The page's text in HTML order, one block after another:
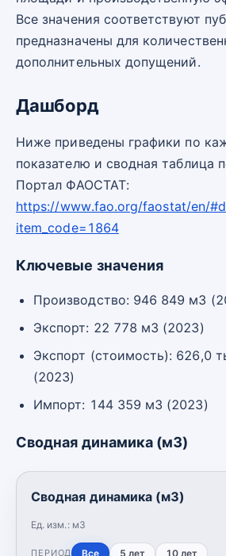
Все значения соответствуют
предназначены для
дополнительных допущений.
Дашборд
Ниже приведены графики по
показателю и сводная таблица
Портал ФАОСТАТ:
https://www.fao.org/faostat/en/
item_code=1864
Ключевые значения
Производство: 946 849 м3
Экспорт: 22 778 м3 (2023)
Экспорт (стоимость): 626,0
(2023)
Импорт: 144 359 м3 (2023)
Сводная динамика (м3)
Сводная динамика (м3)
Ед. изм.: м3
ПЕРИОД Все 5 лет 10 лет